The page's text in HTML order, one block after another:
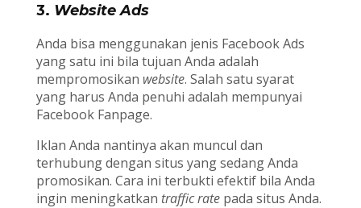
3. Website Ads
Anda bisa menggunakan jenis Facebook Ads
yang satu ini bila tujuan Anda adalah
mempromosikan website. Salah satu syarat
yang harus Anda penuhi adalah mempunyai
Facebook Fanpage.
Iklan Anda nantinya akan muncul dan
terhubung dengan situs yang sedang Anda
promosikan. Cara ini terbukti efektif bila Anda
ingin meningkatkan traffic ratepada situs Anda.